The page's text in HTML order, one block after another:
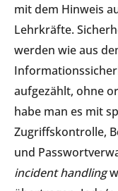
mit dem Hinweis
Lehrkräfte.
werden wie aus
aufgezählt, ohne
habe man es mit
Zugriffskontrolle,
und
incident handling